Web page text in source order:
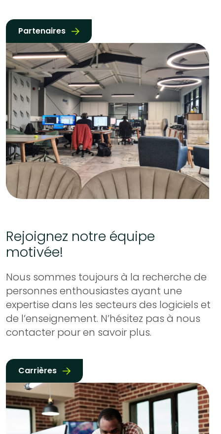
Partenaires
Rejoignez notre équipe
motivée!
Nous sommes toujours à la recherche de
personnes enthousiastes ayant une
expertise dans les secteurs des logiciels et
de l’enseignement. N’hésitez pas à nous
contacter pour en savoir plus.
Carrières